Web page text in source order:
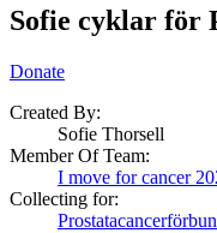
Sofie cyklar för
Donate
Created By:
Sofie Thorsell
Member Of Team:
I move for cancer
Collecting for: